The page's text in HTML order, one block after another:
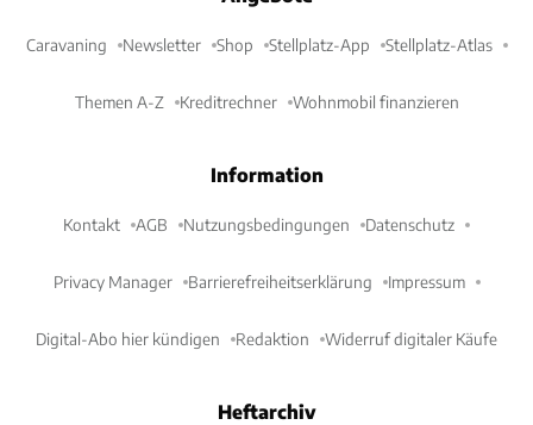
Caravaning Newsletter Shop Stellplatz-App Stellplatz-Atlas
Themen A-Z Kreditrechner Wohnmobil finanzieren
Information
Kontakt AGB Nutzungsbedingungen Datenschutz
Privacy Manager Barrierefreiheitserklärung Impressum
Digital-Abo hier kündigen Redaktion Widerruf digitaler Käufe
Heftarchiv